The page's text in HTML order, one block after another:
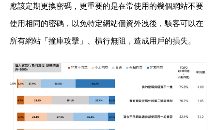
應該定期更換密碼，更重要的是在常使用的幾個網站不要
使用相同的密碼，以免特定網站個資外洩後，駭客可以在
所有網站「撞庫攻擊」、橫行無阻，造成用戶的損失。